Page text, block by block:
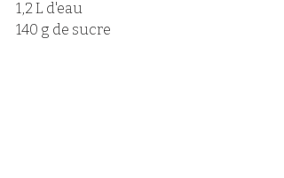
1,2 L d'eau
140 g de sucre